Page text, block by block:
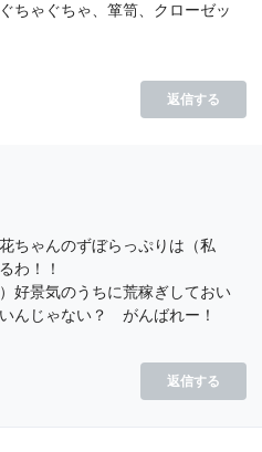
ちゃぐちゃ、箪笥、クローゼッ
返信する
ちゃんのずぼらっぷりは（私
るわ！！
好景気のうちに荒稼ぎしておい
んじゃない？ がんばれー！
返信する